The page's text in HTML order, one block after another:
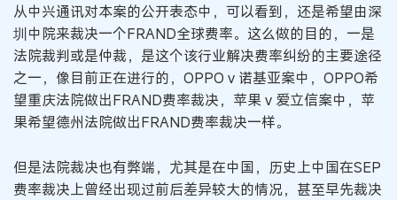
从中兴通讯对本案的公开表态中，可以看到，还是希望由深
圳中院来裁决一个FRAND全球费率。这么做的目的，一是
法院裁判或是仲裁，是这个该行业解决费率纠纷的主要途径
之一，像目前正在进行的，OPPO v 诺基亚案中，OPPO希
望重庆法院做出FRAND费率裁决，苹果 v 爱立信案中，苹
果希望德州法院做出FRAND费率裁决一样。
但是法院裁决也有弊端，尤其是在中国，历史上中国在SEP
费率裁决上曾经出现过前后差异较大的情况，甚至早先裁决